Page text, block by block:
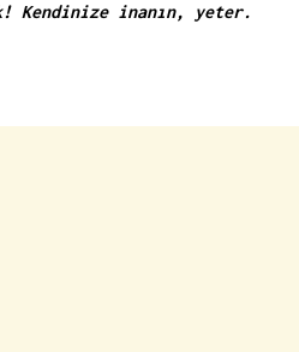
Kendinize inanın, yeter.